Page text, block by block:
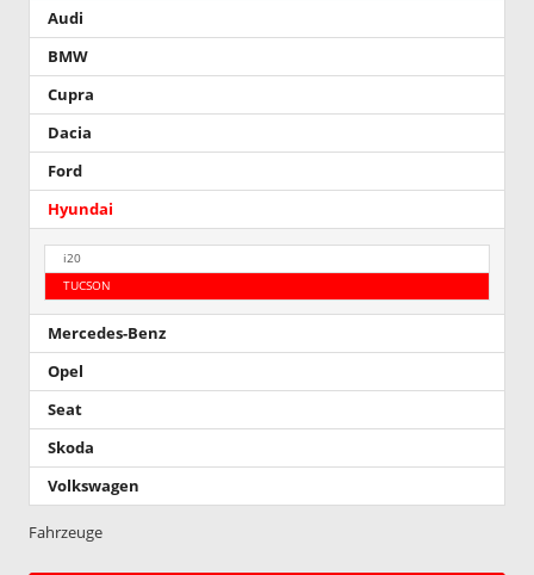
Audi
BMW
Cupra
Dacia
Ford
Hyundai
i20
TUCSON
Mercedes-Benz
Opel
Seat
Skoda
Volkswagen
Fahrzeuge